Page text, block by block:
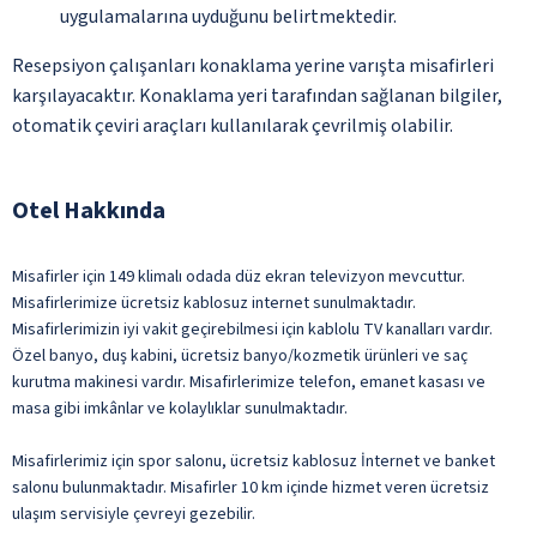
uygulamalarına uyduğunu belirtmektedir.
Resepsiyon çalışanları konaklama yerine varışta misafirleri
karşılayacaktır. Konaklama yeri tarafından sağlanan bilgiler,
otomatik çeviri araçları kullanılarak çevrilmiş olabilir.
Otel Hakkında
Misafirler için 149 klimalı odada düz ekran televizyon mevcuttur.
Misafirlerimize ücretsiz kablosuz internet sunulmaktadır.
Misafirlerimizin iyi vakit geçirebilmesi için kablolu TV kanalları vardır.
Özel banyo, duş kabini, ücretsiz banyo/kozmetik ürünleri ve saç
kurutma makinesi vardır. Misafirlerimize telefon, emanet kasası ve
masa gibi imkânlar ve kolaylıklar sunulmaktadır.
Misafirlerimiz için spor salonu, ücretsiz kablosuz İnternet ve banket
salonu bulunmaktadır. Misafirler 10 km içinde hizmet veren ücretsiz
ulaşım servisiyle çevreyi gezebilir.